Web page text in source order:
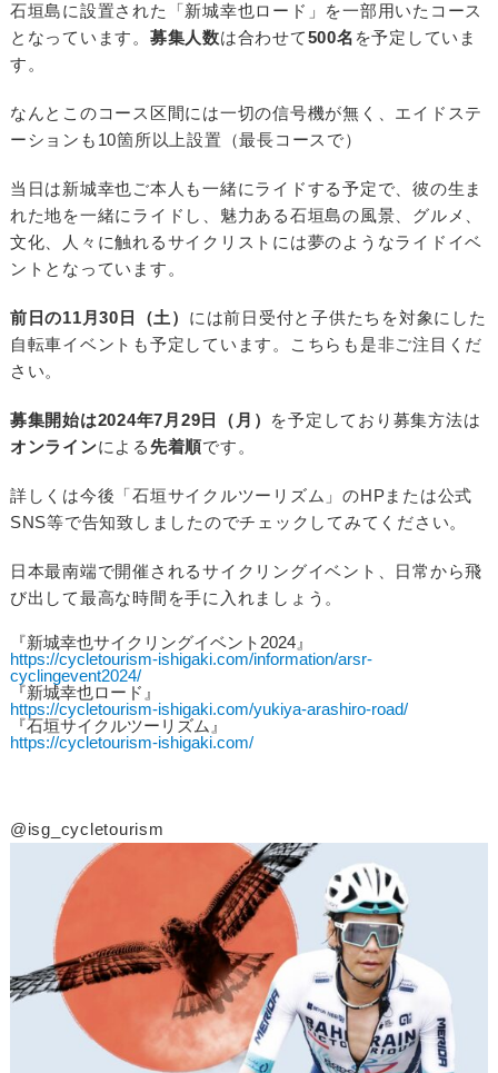
石垣島に設置された「新城幸也ロード」を一部用いたコース
となっています。 募集人数は合わせて500名 を予定していま
す。
なんとこのコース区間には一切の信号機が無く、エイドステ
ーションも10箇所以上設置（最長コースで）
当日は新城幸也ご本人も一緒にライドする予定で、彼の生ま
れた地を一緒にライドし、魅力ある石垣島の風景、グルメ、
文化、人々に触れるサイクリストには夢のようなライドイベ
ントとなっています。
前日の11月30日（土） には前日受付と子供たちを対象にした
自転車イベントも予定しています。こちらも是非ご注目くだ
さい。
募集開始は2024年7月29日（月） を予定しており募集方法は
オンラインによる先着順です。
詳しくは今後「石垣サイクルツーリズム」のHPまたは公式
SNS等で告知致しましたのでチェックしてみてください。
日本最南端で開催されるサイクリングイベント、日常から飛
び出して最高な時間を手に入れましょう。
『新城幸也サイクリングイベント2024』
https://cycletourism-ishigaki.com/information/arsr-
cyclingevent2024/
『新城幸也ロード』
https://cycletourism-ishigaki.com/yukiya-arashiro-road/
『石垣サイクルツーリズム』
https://cycletourism-ishigaki.com/
@isg_cycletourism